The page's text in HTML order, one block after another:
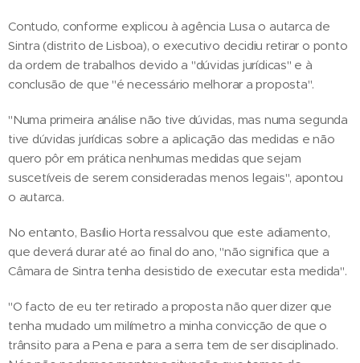
Contudo, conforme explicou à agência Lusa o autarca de
Sintra (distrito de Lisboa), o executivo decidiu retirar o ponto
da ordem de trabalhos devido a "dúvidas jurídicas" e à
conclusão de que "é necessário melhorar a proposta".
"Numa primeira análise não tive dúvidas, mas numa segunda
tive dúvidas jurídicas sobre a aplicação das medidas e não
quero pôr em prática nenhumas medidas que sejam
suscetíveis de serem consideradas menos legais", apontou
o autarca.
No entanto, Basílio Horta ressalvou que este adiamento,
que deverá durar até ao final do ano, "não significa que a
Câmara de Sintra tenha desistido de executar esta medida".
"O facto de eu ter retirado a proposta não quer dizer que
tenha mudado um milímetro a minha convicção de que o
trânsito para a Pena e para a serra tem de ser disciplinado.